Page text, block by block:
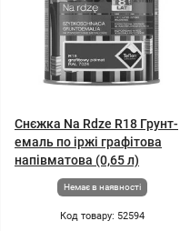
Снєжка Na Rdze R18 Грунт-
емаль по іржі графітова
напівматова (0,65 л)
Немає в наявності
Код товару: 52594